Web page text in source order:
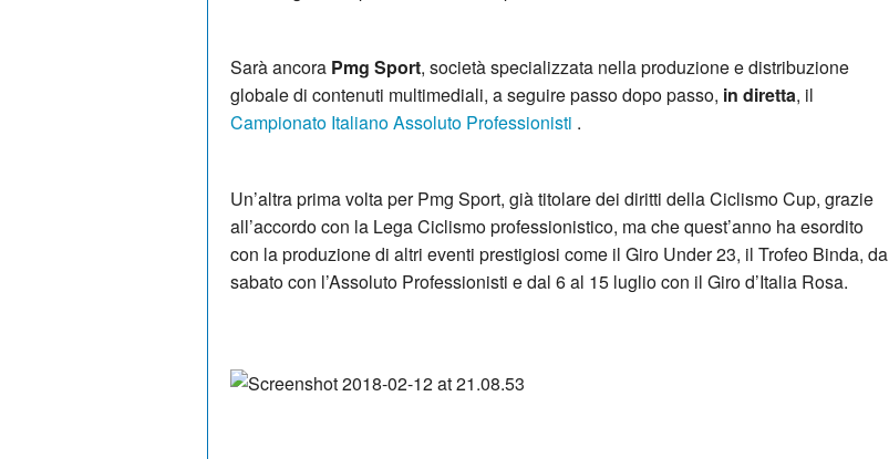
Sarà ancora Pmg Sport, società specializzata nella produzione e distribuzione
globale di contenuti multimediali, a seguire passo dopo passo, in diretta, il
Campionato Italiano Assoluto Professionisti .
Un’altra prima volta per Pmg Sport, già titolare dei diritti della Ciclismo Cup, grazie
all’accordo con la Lega Ciclismo professionistico, ma che quest’anno ha esordito
con la produzione di altri eventi prestigiosi come il Giro Under 23, il Trofeo Binda, da
sabato con l’Assoluto Professionisti e dal 6 al 15 luglio con il Giro d’Italia Rosa.